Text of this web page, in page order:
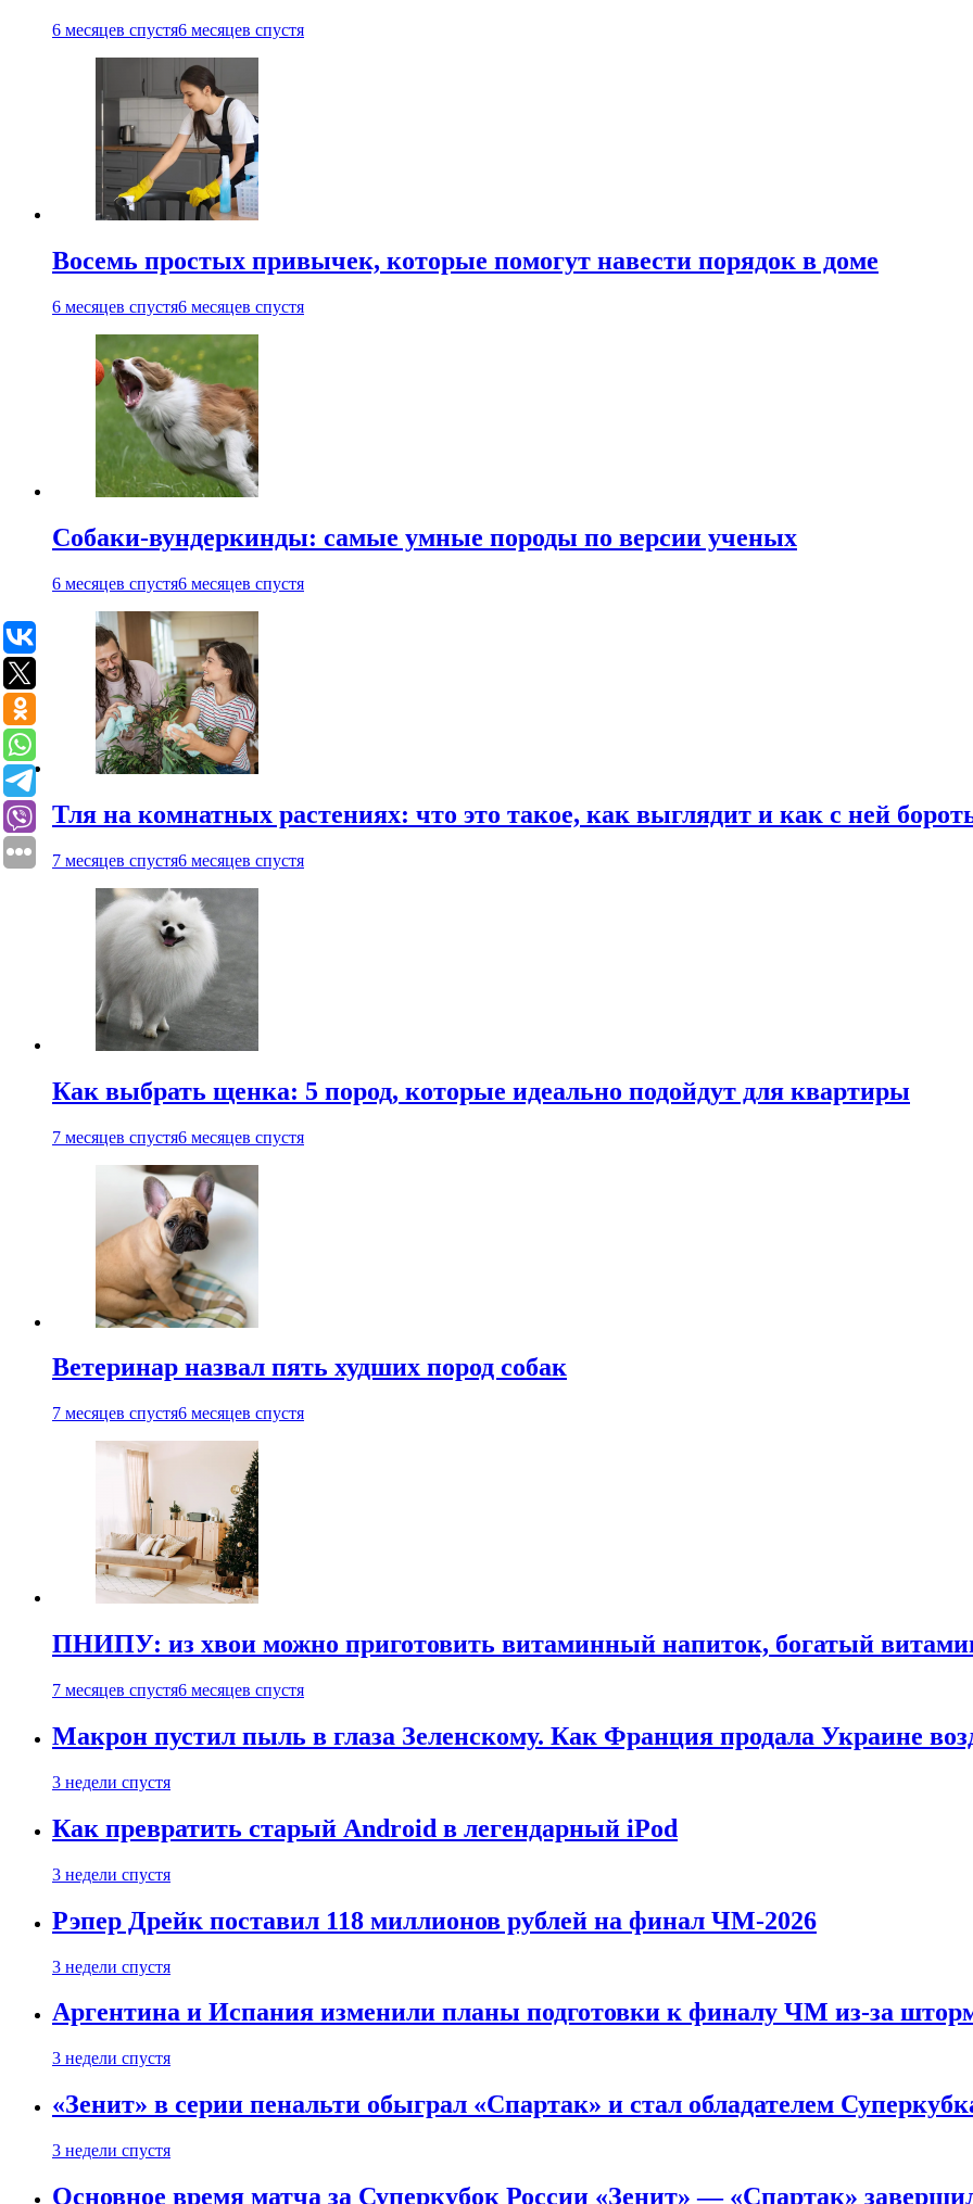
6 месяцев спустя6 месяцев спустя
Восемь простых привычек, которые помогут навести порядок в доме
6 месяцев спустя6 месяцев спустя
Собаки-вундеркинды: самые умные породы по версии ученых
6 месяцев спустя6 месяцев спустя
Тля на комнатных растениях: что это такое, как выглядит и как с ней
7 месяцев спустя6 месяцев спустя
Как выбрать щенка: 5 пород, которые идеально подойдут для квартиры
7 месяцев спустя6 месяцев спустя
Ветеринар назвал пять худших пород собак
7 месяцев спустя6 месяцев спустя
ПНИПУ: из хвои можно приготовить витаминный напиток, богатый
7 месяцев спустя6 месяцев спустя
Макрон пустил пыль в глаза Зеленскому. Как Франция продала Украине
3 недели спустя
Как превратить старый Android в легендарный iPod
3 недели спустя
Рэпер Дрейк поставил 118 миллионов рублей на финал ЧМ-2026
3 недели спустя
Аргентина и Испания изменили планы подготовки к финалу ЧМ из-за
3 недели спустя
«Зенит» в серии пенальти обыграл «Спартак» и стал обладателем
3 недели спустя
Основное время матча за Суперкубок России «Зенит» — «Спартак»